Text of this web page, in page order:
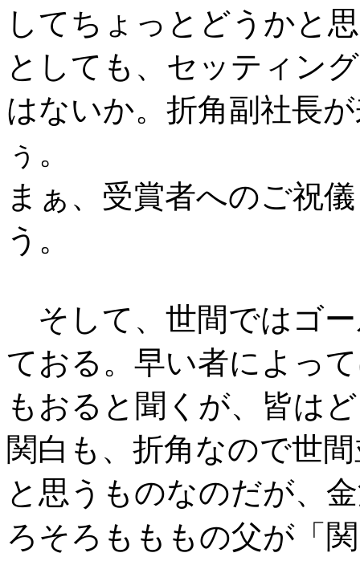
してちょっとどうかと
としても、セッティン
はないか。折角副社長
ぅ。
まぁ、受賞者へのご祝
う。
そして、世間ではゴ
ておる。早い者によっ
もおると聞くが、皆は
関白も、折角なので世
と思うものなのだが、
ろそろもももの父が「